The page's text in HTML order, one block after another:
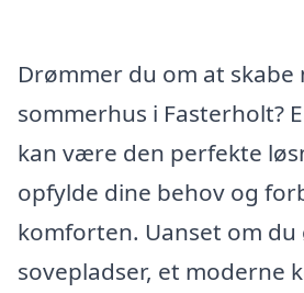
Drømmer du om at skabe
sommerhus i Fasterholt?
kan være den perfekte
opfylde dine behov og
komforten. Uanset om du
sovepladser, et moderne